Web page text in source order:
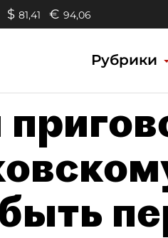
$ 81,41 € 94,06
Рубрики